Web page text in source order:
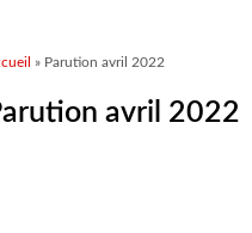
êtes ici
» Parution avril 2022
avril 2022